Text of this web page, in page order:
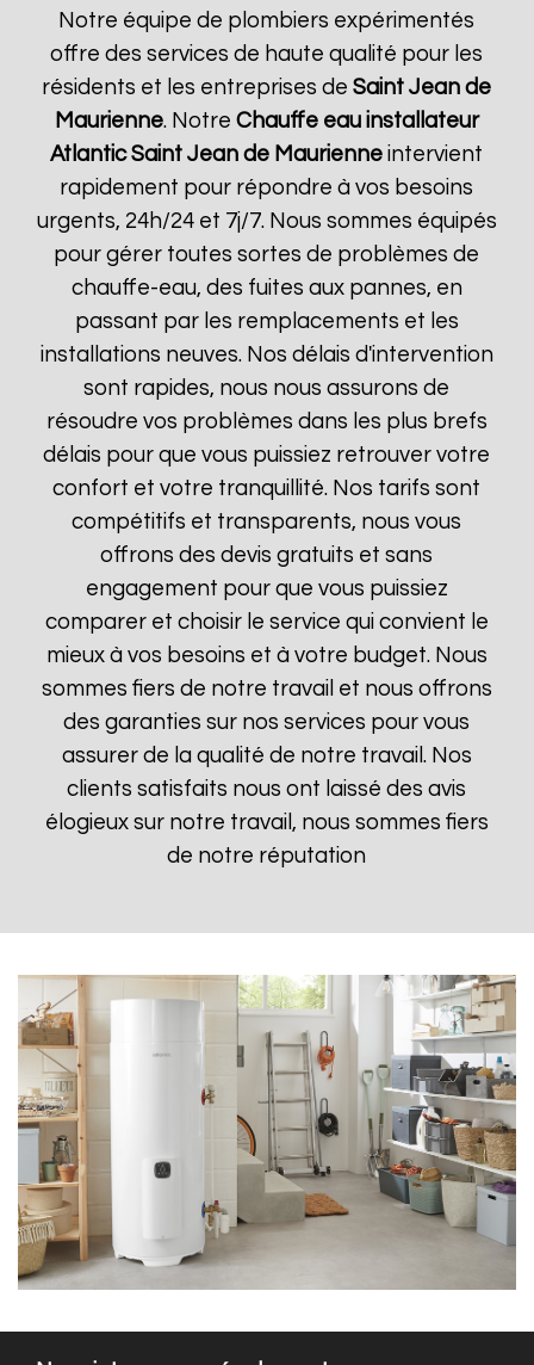
Notre équipe de plombiers expérimentés
offre des services de haute qualité pour les
résidents et les entreprises deSaint Jean de
Maurienne. Notre Chauffe eau installateur
Atlantic Saint Jean de Maurienne intervient
rapidement pour répondre à vos besoins
urgents, 24h/24 et 7j/7. Nous sommes équipés
pour gérer toutes sortes de problèmes de
chauffe-eau, des fuites aux pannes, en
passant par les remplacements et les
installations neuves. Nos délais d'intervention
sont rapides, nous nous assurons de
résoudre vos problèmes dans les plus brefs
délais pour que vous puissiez retrouver votre
confort et votre tranquillité. Nos tarifs sont
compétitifs et transparents, nous vous
offrons des devis gratuits et sans
engagement pour que vous puissiez
comparer et choisir le service qui convient le
mieux à vos besoins et à votre budget. Nous
sommes fiers de notre travail et nous offrons
des garanties sur nos services pour vous
assurer de la qualité de notre travail. Nos
clients satisfaits nous ont laissé des avis
élogieux sur notre travail, nous sommes fiers
de notre réputation